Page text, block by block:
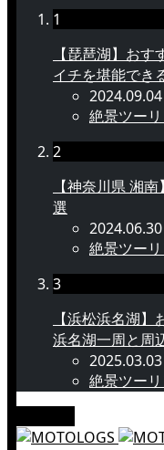
1
【琵琶湖】お
イチを堪能でき
2024.09.04
絶景ツー
2
【神奈川県 湘
選
2024.06.30
絶景ツー
3
【浜松浜名湖
浜名湖一周と周
2025.03.03
絶景ツー